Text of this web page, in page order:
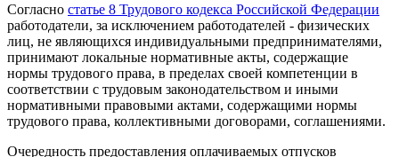
Согласно статье 8 Трудового кодекса Российской Федерации
работодатели, за исключением работодателей - физических
лиц, не являющихся индивидуальными предпринимателями,
принимают локальные нормативные акты, содержащие
нормы трудового права, в пределах своей компетенции в
соответствии с трудовым законодательством и иными
нормативными правовыми актами, содержащими нормы
трудового права, коллективными договорами, соглашениями.
Очередность предоставления оплачиваемых отпусков